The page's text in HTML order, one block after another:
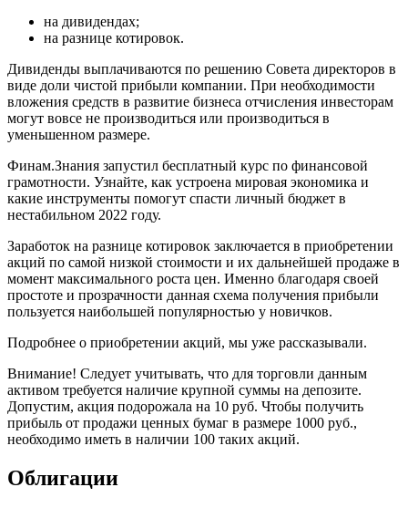
на дивидендах;
на разнице котировок.
Дивиденды выплачиваются по решению Совета директоров в
виде доли чистой прибыли компании. При необходимости
вложения средств в развитие бизнеса отчисления инвесторам
могут вовсе не производиться или производиться в
уменьшенном размере.
Финам.Знания запустил бесплатный курс по финансовой
грамотности. Узнайте, как устроена мировая экономика и
какие инструменты помогут спасти личный бюджет в
нестабильном 2022 году.
Заработок на разнице котировок заключается в приобретении
акций по самой низкой стоимости и их дальнейшей продаже в
момент максимального роста цен. Именно благодаря своей
простоте и прозрачности данная схема получения прибыли
пользуется наибольшей популярностью у новичков.
Подробнее о приобретении акций, мы уже рассказывали.
Внимание! Следует учитывать, что для торговли данным
активом требуется наличие крупной суммы на депозите.
Допустим, акция подорожала на 10 руб. Чтобы получить
прибыль от продажи ценных бумаг в размере 1000 руб.,
необходимо иметь в наличии 100 таких акций.
Облигации